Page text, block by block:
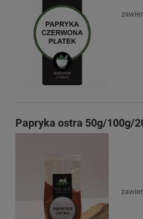
Papryka ostra 50g/100g/